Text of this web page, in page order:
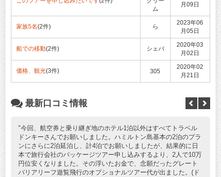
ム
月09日
家族5名(2件) ら
2023年06
月05日
船での移動(2件) シェバ
2020年03
月02日
価格、観光(3件) 305
2020年02
月21日
最新口コミ情報
今回、航空券と乗り継ぎ地のホテル1泊以外はすべてトラベル
ドンキーさんでお願いしました。ハミルトン島基本の2泊のプラ
ンにさらに2泊延泊し、計4泊でお願いしましたが、結果的に日
本で旅行会社のパッケージツアー申し込みするより、2人で10万
円位安くなりました。その浮いたお金で、念願だったグレート
バリアリーフ遊覧飛行のオプショナルツアー代が出ました。(ド